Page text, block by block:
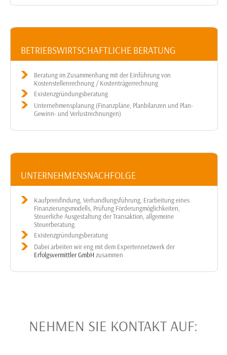
BETRIEBSWIRTSCHAFTLICHE BERATUNG
Beratung im Zusammenhang mit der Einführung von
Kostenstellenrechnung / Kostenträgerrechnung
Existenzgründungsberatung
Unternehmensplanung (Finanzpläne, Planbilanzen und Plan-
Gewinn- und Verlustrechnungen)
UNTERNEHMENSNACHFOLGE
Kaufpreisfindung, Verhandlungsführung, Erarbeitung eines
Finanzierungsmodells, Prüfung Förderungmöglichkeiten,
Steuerliche Ausgestaltung der Transaktion, allgemeine
Steuerberatung.
Existenzgründungsberatung
Dabei arbeiten wir eng mit dem Expertennetzwerk der
Erfolgsvermittler GmbH zusammen
NEHMEN SIE KONTAKT AUF: